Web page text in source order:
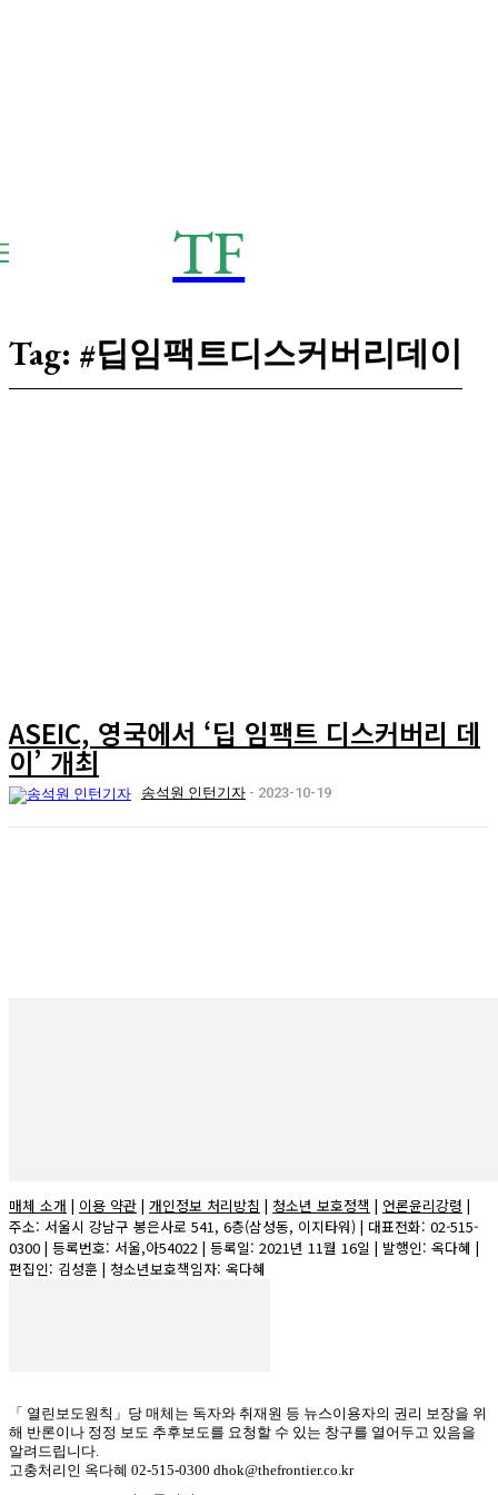
TF
Tag: #딥임팩트디스커버리데이
ASEIC, 영국에서 ‘딥 임팩트 디스커버리 데
이’ 개최
송석원 인턴기자 - 2023-10-19
매체 소개 | 이용 약관 | 개인정보 처리방침 | 청소년 보호정책 | 언론윤리강령 |
주소: 서울시 강남구 봉은사로 541, 6층(삼성동, 이지타워) | 대표전화: 02-515-
0300 | 등록번호: 서울,아54022 | 등록일: 2021년 11월 16일 | 발행인: 옥다혜 |
편집인: 김성훈 | 청소년보호책임자: 옥다혜
「 열린보도원칙」당 매체는 독자와 취재원 등 뉴스이용자의 권리 보장을 위
해 반론이나 정정 보도 추후보도를 요청할 수 있는 창구를 열어두고 있음을
알려드립니다.
고충처리인 옥다혜 02-515-0300 dhok@thefrontier.co.kr